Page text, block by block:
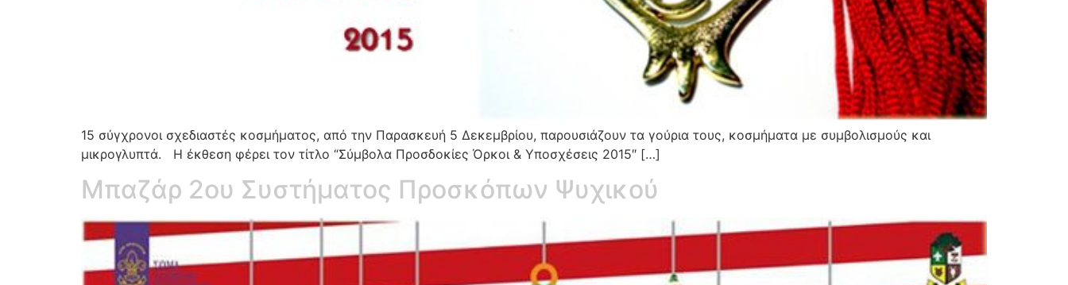
15 σύγχρονοι σχεδιαστές κοσμήματος, από την Παρασκευή 5 Δεκεμβρίου, παρουσιάζουν τα γούρια τους, κοσμήματα με συμβολισμούς και
μικρογλυπτά. Η έκθεση φέρει τον τίτλο “Σύμβολα Προσδοκίες Όρκοι & Υποσχέσεις 2015″ […]
Μπαζάρ 2ου Συστήματος Προσκόπων Ψυχικού